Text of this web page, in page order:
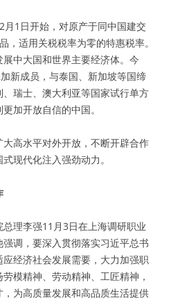
1日开始，对原产于同中国建交
，适用关税税率为零的特惠税率。
中大国和世界主要经济体。今
新成员，与泰国、新加坡等国缔
瑞士、澳大利亚等国家试行单方
加开放自信的中国。
高水平对外开放，不断开辟合作
现代化注入强劲动力。
理李强11月3日在上海调研职业
调，要深入贯彻落实习近平总书
经济社会发展需要，大力加强职
模精神、劳动精神、工匠精神，
为高质量发展和高品质生活提供